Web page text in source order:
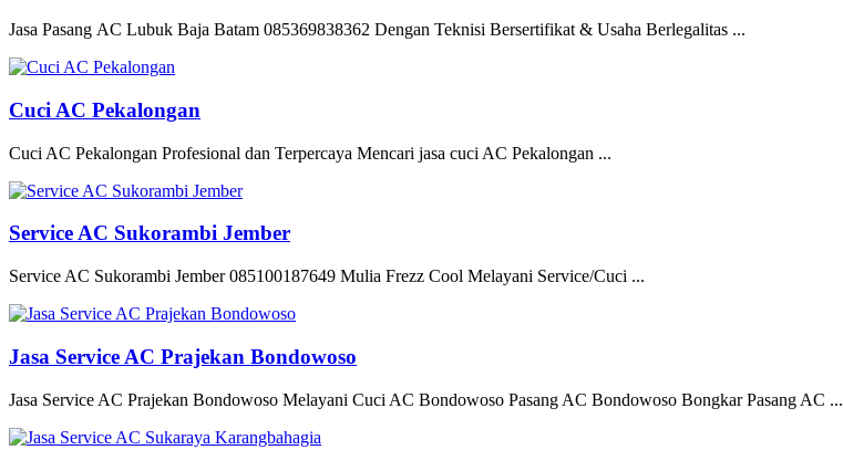
Jasa Pasang AC Lubuk Baja Batam 085369838362 Dengan Teknisi Bersertifikat & Usaha Berlegalitas ...
Cuci AC Pekalongan
Cuci AC Pekalongan Profesional dan Terpercaya Mencari jasa cuci AC Pekalongan ...
Service AC Sukorambi Jember
Service AC Sukorambi Jember 085100187649 Mulia Frezz Cool Melayani Service/Cuci ...
Jasa Service AC Prajekan Bondowoso
Jasa Service AC Prajekan Bondowoso Melayani Cuci AC Bondowoso Pasang AC Bondowoso Bongkar Pasang AC ...